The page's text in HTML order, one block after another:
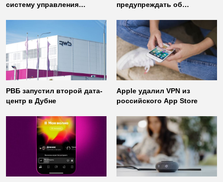
систему управления
предупреждать об
неофициальных клиентов
мессенджера
РВБ запустил второй дата-
центр в Дубне
Apple удалил VPN из
российского App Store